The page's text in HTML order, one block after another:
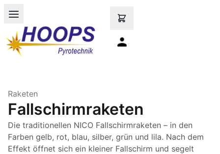
Open main menu
Raketen
Fallschirmraketen
Die traditionellen NICO Fallschirmraketen – in den
Farben gelb, rot, blau, silber, grün und lila. Nach dem
Effekt öffnet sich ein kleiner Fallschirm und segelt